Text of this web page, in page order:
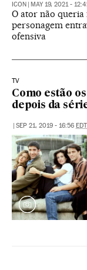
ICON MAY 19, 2021 -
O ator não
personagem
ofensiva
TV
Como estão
depois da
SEP 21, 2019 - 16:56 EDT